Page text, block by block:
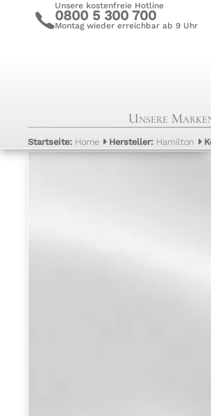
c
Unsere kostenfreie Hotline
0800 5 300 700
Montag wieder erreichbar ab 9 Uhr
Unsere
Startseite: Home Hersteller: Hamilton